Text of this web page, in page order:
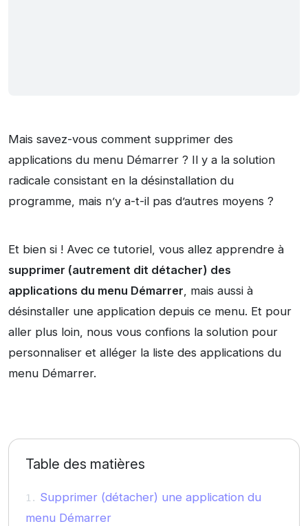
Mais savez-vous comment supprimer des
applications du menu Démarrer ? Il y a la solution
radicale consistant en la désinstallation du
programme, mais n’y a-t-il pas d’autres moyens ?
Et bien si ! Avec ce tutoriel, vous allez apprendre à
supprimer (autrement dit détacher) des
applications du menu Démarrer, mais aussi à
désinstaller une application depuis ce menu. Et pour
aller plus loin, nous vous confions la solution pour
personnaliser et alléger la liste des applications du
menu Démarrer.
Table des matières
Supprimer (détacher) une application du
menu Démarrer